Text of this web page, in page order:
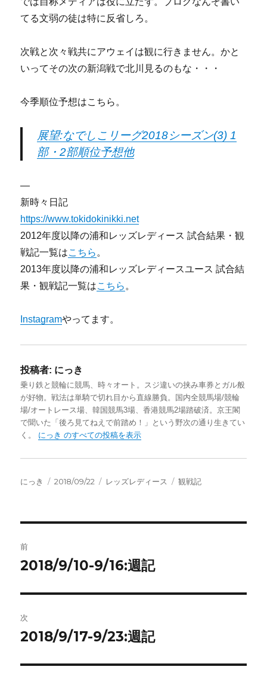
てる文弱の徒は特に反省しろ。
次戦と次々戦共にアウェイは観に行きません。かと
いってその次の新潟戦で北川見るのもな・・・
今季順位予想はこちら。
展望:なでしこリーグ2018シーズン(3) 1
部・2部順位予想他
—
新時々日記
https://www.tokidokinikki.net
2012年度以降の浦和レッズレディース 試合結果・観
戦記一覧はこちら 。
2013年度以降の浦和レッズレディースユース 試合結
果・観戦記一覧はこちら 。
Instagramやってます。
投稿者: にっき
乗り鉄と競輪に競馬、時々オート。スジ違いの挟み車券とガル般
が好物。戦法は単騎で切れ目から直線勝負。国内全競馬場/競輪
場/オートレース場、韓国競馬3場、香港競馬2場踏破済。京王閣
で聞いた「後ろ見てねえで前踏め！」という野次の通り生きてい
く。 にっき のすべての投稿を表示
投
にっき
投
2018/09/22
カ
レッズレディース
タ
観戦記
稿
ビ
ゲ
ー
前
前
投
稿:
2018/9/10-9/16:週記
次
次
投
2018/9/17-9/23:週記